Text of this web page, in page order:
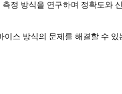
정 방식을 연구하며 정확도와
스 방식의 문제를 해결할 수